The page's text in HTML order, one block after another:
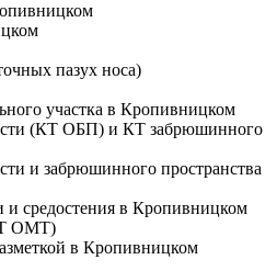
пазух носа)
участка в Кропивницком
(КТ ОБП) и КТ забрюшинного
и забрюшинного пространства
и средостения в Кропивницком
ОМТ)
в Кропивницком